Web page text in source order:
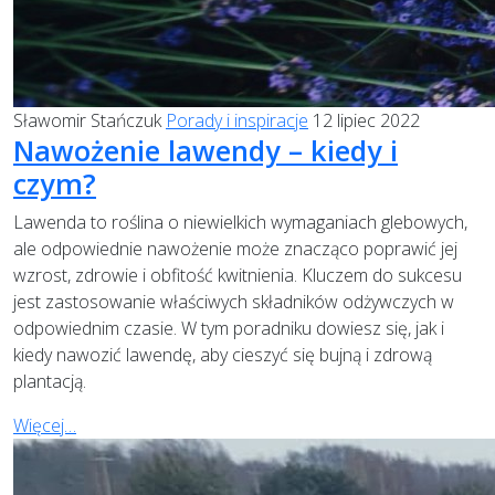
Sławomir Stańczuk Porady i inspiracje 12 lipiec 2022
Nawożenie lawendy – kiedy i
czym?
Lawenda to roślina o niewielkich wymaganiach glebowych,
ale odpowiednie nawożenie może znacząco poprawić jej
wzrost, zdrowie i obfitość kwitnienia. Kluczem do sukcesu
jest zastosowanie właściwych składników odżywczych w
odpowiednim czasie. W tym poradniku dowiesz się, jak i
kiedy nawozić lawendę, aby cieszyć się bujną i zdrową
plantacją.
Więcej…